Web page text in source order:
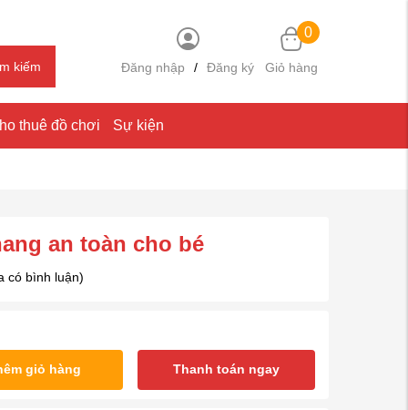
kiếm Đăng nhập / Đăng ký
0
Giỏ hàng
thuê đồ chơi Sự kiện
an toàn cho bé
có bình luận)
giỏ hàng Thanh toán ngay